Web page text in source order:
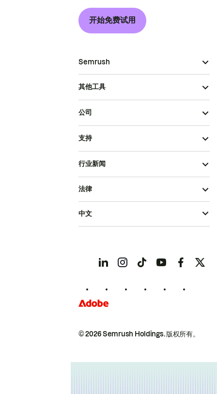
开始免费试用
Semrush
其他工具
公司
支持
行业新闻
© 2026 Semrush Holdings.版权所有。
法律
中文